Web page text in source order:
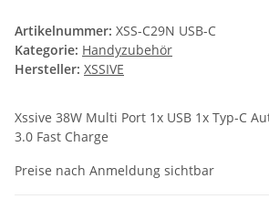
Artikelnummer: XSS-C29N USB-C
Kategorie: Handyzubehör
Hersteller: XSSIVE
Xssive 38W Multi Port 1x USB 1x Typ-C
3.0 Fast Charge
Preise nach Anmeldung sichtbar